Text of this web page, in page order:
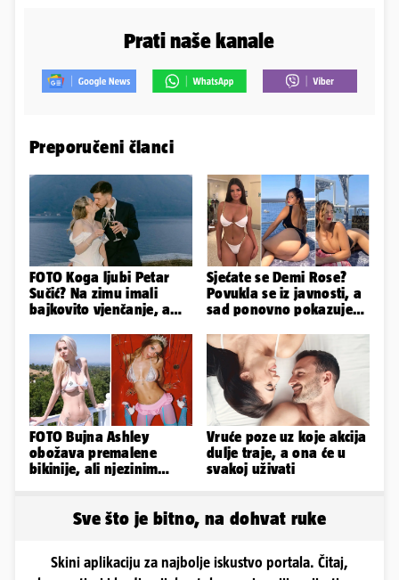
Prati naše kanale
Preporučeni članci
FOTO Koga ljubi Petar
Sučić? Na zimu imali
bajkovito vjenčanje, a
sin!
Sjećate se Demi Rose?
Povukla se iz javnosti, a
sad ponovno pokazuje
FOTO Bujna Ashley
obožava premalene
bikinije, ali njezinim
Vruće poze uz koje akcija
dulje traje, a ona će u
svakoj uživati
Sve što je bitno, na dohvat ruke
Skini aplikaciju za najbolje iskustvo portala. Čitaj,